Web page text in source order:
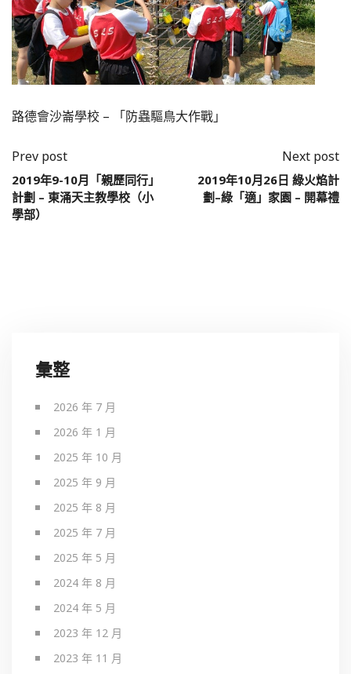
路德會沙崙學校 – 「防蟲驅鳥大作戰」
Prev post
2019年9-10月「親歷同行」
計劃 – 東涌天主教學校（小
學部）
Next post
2019年10月26日 綠火焰計
劃–綠「適」家園 – 開幕禮
彙整
2026 年 7 月
2026 年 1 月
2025 年 10 月
2025 年 9 月
2025 年 8 月
2025 年 7 月
2025 年 5 月
2024 年 8 月
2024 年 5 月
2023 年 12 月
2023 年 11 月